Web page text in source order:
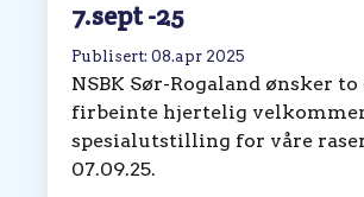
7.sept -25
Publisert: 08.apr 2025
NSBK Sør-Rogaland ønsker to
firbeinte hjertelig
spesialutstilling for våre
07.09.25.